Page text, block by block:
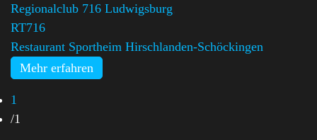
Regionalclub 716 Ludwigsburg
RT716
Restaurant Sportheim Hirschlanden-Schöckingen
Mehr erfahren
1
/1